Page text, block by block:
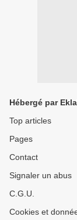
Hébergé par
Top articles
Pages
Contact
Signaler un abus
C.G.U.
Cookies et